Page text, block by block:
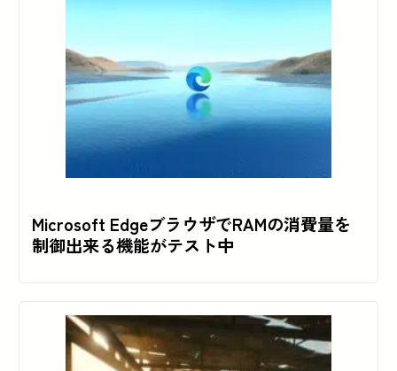
Microsoft EdgeブラウザでRAMの消費量を
制御出来る機能がテスト中